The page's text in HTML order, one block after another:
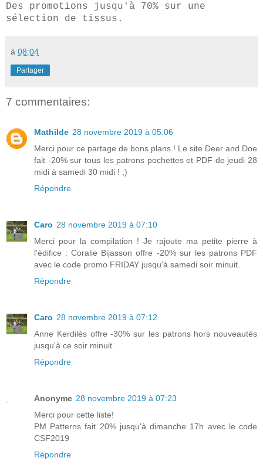
Des promotions jusqu'à 70% sur une
sélection de tissus.
à 08:04
Partager
7 commentaires:
Mathilde 28 novembre 2019 à 05:06
Merci pour ce partage de bons plans ! Le site Deer and Doe
fait -20% sur tous les patrons pochettes et PDF de jeudi 28
midi à samedi 30 midi ! ;)
Répondre
Caro 28 novembre 2019 à 07:10
Merci pour la compilation ! Je rajoute ma petite pierre à
l'édifice : Coralie Bijasson offre -20% sur les patrons PDF
avec le code promo FRIDAY jusqu'à samedi soir minuit.
Répondre
Caro 28 novembre 2019 à 07:12
Anne Kerdilès offre -30% sur les patrons hors nouveautés
jusqu'à ce soir minuit.
Répondre
Anonyme 28 novembre 2019 à 07:23
Merci pour cette liste!
PM Patterns fait 20% jusqu'à dimanche 17h avec le code
CSF2019
Répondre